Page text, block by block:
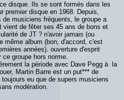
disque. Ils se sont formés dans les
premier disque en 1968. Depuis,
de musiciens fréquents, le groupe a
vient de fêter ses 45 ans de bons et
de JT ? n'avoir jamais (ou
même album (bon, d'accord, c'est
années). ouverture d'esprit
groupe hors norme.
la période avec Dave Pegg à la
Martin Barre est un put*** de
eu que de supers musiciens
modération.